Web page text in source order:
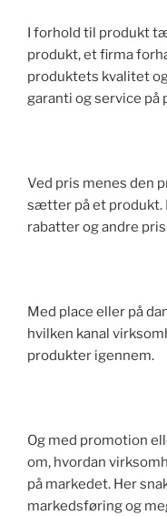
I forhold til produkt
produkt, et firma
produktets kvalitet
garanti og service på
Ved pris menes den
sætter på et produkt.
rabatter og andre
Med place eller på
hvilken kanal
produkter igennem.
Og med promotion
om, hvordan
på markedet. Her
markedsføring og